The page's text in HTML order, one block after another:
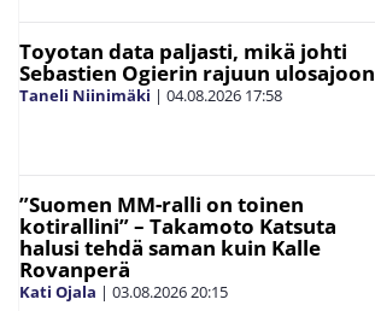
Toyotan data paljasti, mikä johti
Sebastien Ogierin rajuun ulosajoon
Taneli Niinimäki | 04.08.2026 17:58
”Suomen MM-ralli on toinen
kotirallini” – Takamoto Katsuta
halusi tehdä saman kuin Kalle
Rovanperä
Kati Ojala | 03.08.202620:15